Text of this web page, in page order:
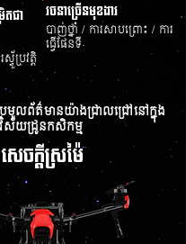
ជា
ប្រវត្តិ
រចនាច្រើនមុខងារ
បាញ់ថ្នាំ​ / ការសាបព្រោះ​​ /​ ការ
ធ្វើផែនទី
រមូលព័ត៌មានយ៉ាងជ្រាលជ្រៅនៅក្នុង
វិស័យដ្រូនកសិកម្ម
សេចក្តីស្រម៉ៃ